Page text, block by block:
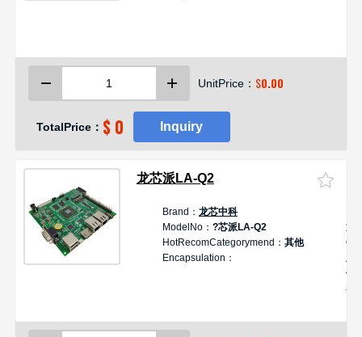
UnitPrice： $0.00
TotalPrice： $ 0 Inquiry
龙芯派LA-Q2
Brand： 龙芯中科
ModelNo： ?芯派LA-Q2
HotRecomCategorymend： 其他
Encapsulation：
龙
Q2
代
器